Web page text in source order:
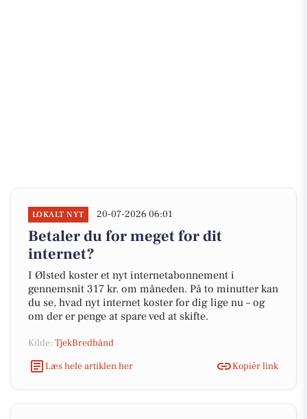
LOKALT NYT 20-07-2026 06:01
Betaler du for meget for dit
internet?
I Ølsted koster et nyt internetabonnement i
gennemsnit 317 kr. om måneden. På to minutter kan
du se, hvad nyt internet koster for dig lige nu – og
om der er penge at spare ved at skifte.
Kilde: TjekBredbånd
Læs hele artiklen her
Kopiér link